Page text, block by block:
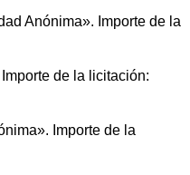
Anónima». Importe de la
de la licitación:
Importe de la